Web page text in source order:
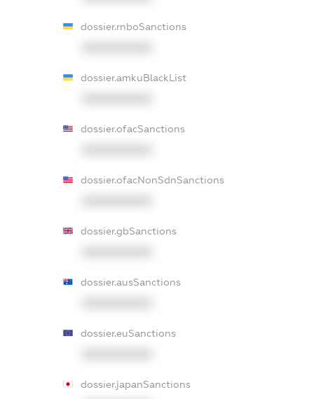
dossier.rnboSanctions
dossier.amkuBlackList
dossier.ofacSanctions
dossier.ofacNonSdnSanctions
dossier.gbSanctions
dossier.ausSanctions
dossier.euSanctions
dossier.japanSanctions